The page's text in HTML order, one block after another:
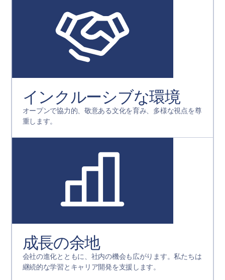
インクルーシブな環境
オープンで協力的、敬意ある文化を育み、多様な視点を尊
重します。
成長の余地
会社の進化とともに、社内の機会も広がります。私たちは
継続的な学習とキャリア開発を支援します。